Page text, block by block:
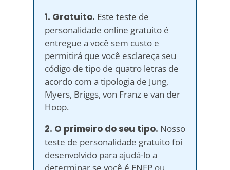
1. Gratuito. Este teste de
personalidade online gratuito é
entregue a você sem custo e
permitirá que você esclareça seu
código de tipo de quatro letras de
acordo com a tipologia de Jung,
Myers, Briggs, von Franz e van der
Hoop.
2. O primeiro do seu tipo. Nosso
teste de personalidade gratuito foi
desenvolvido para ajudá-lo a
determinar se você é ENFP ou